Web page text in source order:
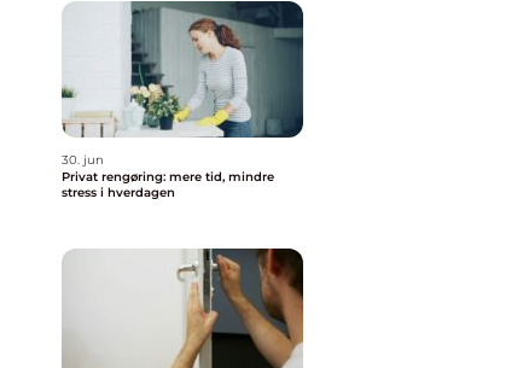
30. jun
Privat rengøring: mere tid, mindre
stress i hverdagen